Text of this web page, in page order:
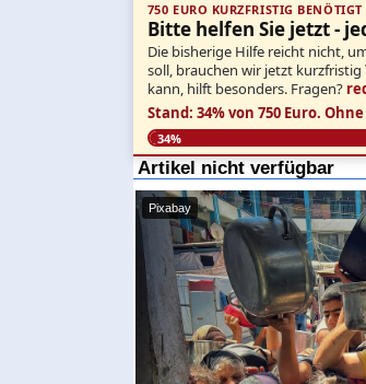
750 EURO KURZFRISTIG BENÖTIGT
Bitte helfen Sie jetzt -
Die bisherige Hilfe reicht nicht,
soll, brauchen wir jetzt kurzfristig
kann, hilft besonders. Fragen?
Stand: 34% von 750 Euro.
34%
Artikel nicht verfügbar
Pixabay